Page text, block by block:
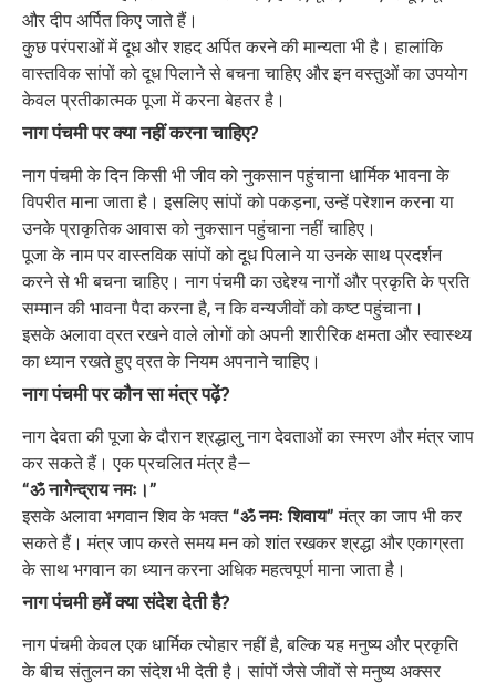
और दीप अर्पित किए जाते हैं।
कुछ परंपराओं में दूध और शहद अर्पित करने की मान्यता भी है। हालांकि
वास्तविक सांपों को दूध पिलाने से बचना चाहिए और इन वस्तुओं का उपयोग
केवल प्रतीकात्मक पूजा में करना बेहतर है।
नाग पंचमी पर क्या नहीं करना चाहिए?
नाग पंचमी के दिन किसी भी जीव को नुकसान पहुंचाना धार्मिक भावना के
विपरीत माना जाता है। इसलिए सांपों को पकड़ना, उन्हें परेशान करना या
उनके प्राकृतिक आवास को नुकसान पहुंचाना नहीं चाहिए।
पूजा के नाम पर वास्तविक सांपों को दूध पिलाने या उनके साथ प्रदर्शन
करने से भी बचना चाहिए। नाग पंचमी का उद्देश्य नागों और प्रकृति के प्रति
सम्मान की भावना पैदा करना है, न कि वन्यजीवों को कष्ट पहुंचाना।
इसके अलावा व्रत रखने वाले लोगों को अपनी शारीरिक क्षमता और स्वास्थ्य
का ध्यान रखते हुए व्रत के नियम अपनाने चाहिए।
नाग पंचमी पर कौन सा मंत्र पढ़ें?
नाग देवता की पूजा के दौरान श्रद्धालु नाग देवताओं का स्मरण और मंत्र जाप
कर सकते हैं। एक प्रचलित मंत्र है—
“ॐ नागेन्द्राय नमः।”
इसके अलावा भगवान शिव के भक्त“ॐ नमः शिवाय”मंत्र का जाप भी कर
सकते हैं। मंत्र जाप करते समय मन को शांत रखकर श्रद्धा और एकाग्रता
के साथ भगवान का ध्यान करना अधिक महत्वपूर्ण माना जाता है।
नाग पंचमी हमें क्या संदेश देती है?
नाग पंचमी केवल एक धार्मिक त्योहार नहीं है, बल्कि यह मनुष्य और प्रकृति
के बीच संतुलन का संदेश भी देती है। सांपों जैसे जीवों से मनुष्य अक्सर